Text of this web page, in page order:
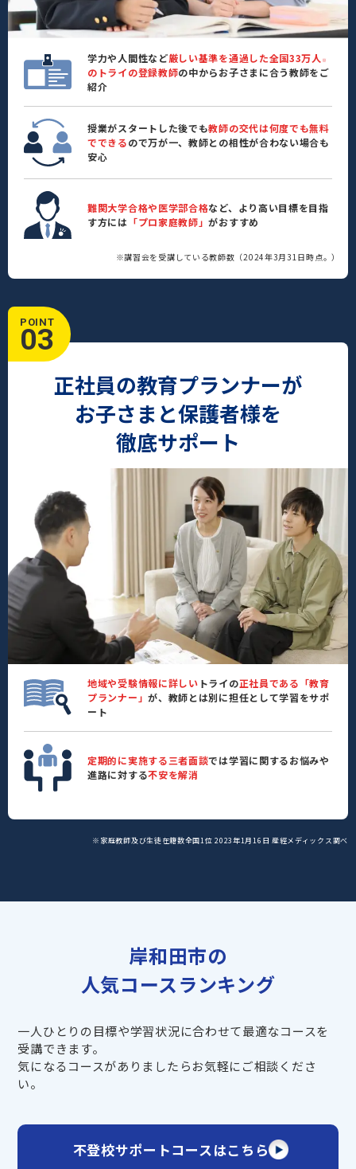
学力や人間性など厳しい基準を通過した全国33万人 ※
のトライの登録教師の中からお子さまに合う教師をご
紹介
授業がスタートした後でも教師の交代は何度でも無料
でできるので万が一、教師との相性が合わない場合も
安心
難関大学合格や医学部合格など、より高い目標を目指
す方には 「プロ家庭教師」がおすすめ
※講習会を受講している教師数（2024年3月31日時点。）
POINT
03
正社員の教育プランナーが
お子さまと保護者様を
徹底サポート
地域や受験情報に詳しい トライの正社員である「教育
プランナー」が、教師とは別に担任として学習をサポ
ート
定期的に実施する三者面談では学習に関するお悩みや
進路に対する不安を解消
※家庭教師及び生徒在籍数全国1位 2023年1月16日 産經メディックス調べ
岸和田市の
人気コースランキング
一人ひとりの目標や学習状況に合わせて最適なコースを
受講できます。
気になるコースがありましたらお気軽にご相談くださ
い。
不登校サポートコースはこちら